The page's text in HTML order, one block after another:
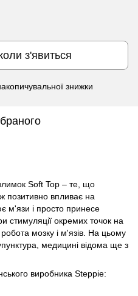
з'явиться
знижки
Soft Top – те, що
позитивно впливає на
м'язи і просто принесе
стимуляції окремих точок на
мозку і м'язів. На цьому
медицині відома ще з
виробника Steppie: